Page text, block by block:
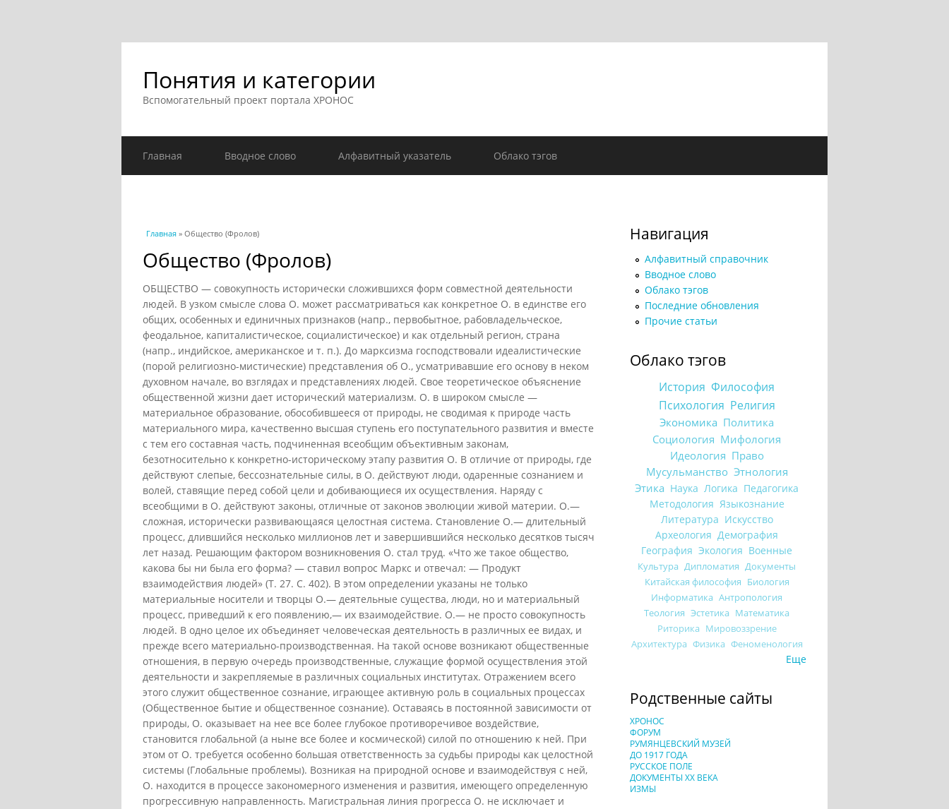
Понятия и категории
Вспомогательный проект портала ХРОНОС
Главная Вводное слово Алфавитный указатель Облако тэгов
Вы здесь
Главная » Общество (Фролов)
Общество (Фролов)
ОБЩЕСТВО — совокупность исторически сложившихся форм совместной деятельности
людей. В узком смысле слова О. может рассматриваться как конкретное О. в единстве его
общих, особенных и единичных признаков (напр., первобытное, рабовладельческое,
феодальное, капиталистическое, социалистическое) и как отдельный регион, страна
(напр., индийское, американское и т. п.). До марксизма господствовали идеалистические
(порой религиозно-мистические) представления об О., усматривавшие его основу в неком
духовном начале, во взглядах и представлениях людей. Свое теоретическое объяснение
общественной жизни дает исторический материализм. О. в широком смысле —
материальное образование, обособившееся от природы, не сводимая к природе часть
материального мира, качественно высшая ступень его поступательного развития и вместе
с тем его составная часть, подчиненная всеобщим объективным законам,
безотносительно к конкретно-историческому этапу развития О. В отличие от природы, где
действуют слепые, бессознательные силы, в О. действуют люди, одаренные сознанием и
волей, ставящие перед собой цели и добивающиеся их осуществления. Наряду с
всеобщими в О. действуют законы, отличные от законов эволюции живой материи. О.—
сложная, исторически развивающаяся целостная система. Становление О.— длительный
процесс, длившийся несколько миллионов лет и завершившийся несколько десятков тысяч
лет назад. Решающим фактором возникновения О. стал труд. «Что же такое общество,
какова бы ни была его форма? — ставил вопрос Маркс и отвечал: — Продукт
взаимодействия людей» (Т. 27. С. 402). В этом определении указаны не только
материальные носители и творцы О.— деятельные существа, люди, но и материальный
процесс, приведший к его появлению,— их взаимодействие. О.— не просто совокупность
людей. В одно целое их объединяет человеческая деятельность в различных ее видах, и
прежде всего материально-производственная. На такой основе возникают общественные
отношения, в первую очередь производственные, служащие формой осуществления этой
деятельности и закрепляемые в различных социальных институтах. Отражением всего
этого служит общественное сознание, играющее активную роль в социальных процессах
(Общественное бытие и общественное сознание). Оставаясь в постоянной зависимости от
природы, О. оказывает на нее все более глубокое противоречивое воздействие,
становится глобальной (а ныне все более и космической) силой по отношению к ней. При
этом от О. требуется особенно большая ответственность за судьбы природы как целостной
системы (Глобальные проблемы). Возникая на природной основе и взаимодействуя с ней,
О. находится в процессе закономерного изменения и развития, имеющего определенную
прогрессивную направленность. Магистральная линия прогресса О. не исключает и
Навигация
Алфавитный справочник
Вводное слово
Облако тэгов
Последние обновления
Прочие статьи
Облако тэгов
История Философия
Психология Религия
Экономика Политика
Социология Мифология
Идеология Право
Мусульманство Этнология
Этика Наука Логика Педагогика
Методология Языкознание
Литература Искусство
Археология Демография
География Экология Военные
Культура Дипломатия Документы
Китайская философия Биология
Информатика Антропология
Теология Эстетика Математика
Риторика Мировоззрение
Архитектура Физика Феноменология
Еще
Родственные сайты
ХРОНОС
ФОРУМ
РУМЯНЦЕВСКИЙ МУЗЕЙ
ДО 1917 ГОДА
РУССКОЕ ПОЛЕ
ДОКУМЕНТЫ XX ВЕКА
ИЗМЫ